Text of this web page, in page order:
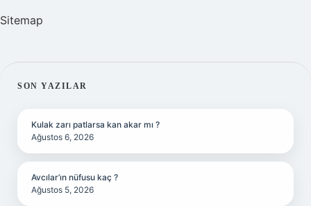
Sitemap
SIDEBAR
SON YAZILAR
Kulak zarı patlarsa kan akar mı ?
Ağustos 6, 2026
Avcılar’ın nüfusu kaç ?
Ağustos 5, 2026